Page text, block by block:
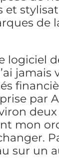
et
logiciel
jamais
par
mon
sur un